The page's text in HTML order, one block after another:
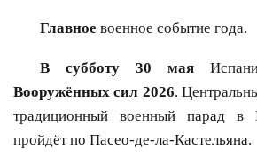
Главное военное событие года.
В субботу 30 мая
Вооружённых сил 2026.
традиционный военный парад в
пройдёт по Пасео-де-ла-Кастельяна.